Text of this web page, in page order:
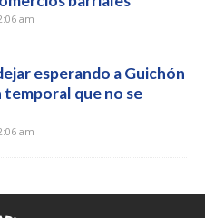
am
esperando a Guichón
temporal que no se
am